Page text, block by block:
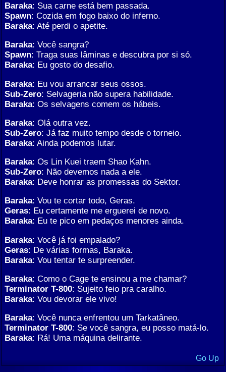
Baraka: Sua carne está bem passada.
Spawn: Cozida em fogo baixo do inferno.
Baraka: Até perdi o apetite.
Baraka: Você sangra?
Spawn: Traga suas lâminas e descubra por si só.
Baraka: Eu gosto do desafio.
Baraka: Eu vou arrancar seus ossos.
Sub-Zero: Selvageria não supera habilidade.
Baraka: Os selvagens comem os hábeis.
Baraka: Olá outra vez.
Sub-Zero: Já faz muito tempo desde o torneio.
Baraka: Ainda podemos lutar.
Baraka: Os Lin Kuei traem Shao Kahn.
Sub-Zero: Não devemos nada a ele.
Baraka: Deve honrar as promessas do Sektor.
Baraka: Vou te cortar todo, Geras.
Geras: Eu certamente me erguerei de novo.
Baraka: Eu te pico em pedaços menores ainda.
Baraka: Você já foi empalado?
Geras: De várias formas, Baraka.
Baraka: Vou tentar te surpreender.
Baraka: Como o Cage te ensinou a me chamar?
Terminator T-800: Sujeito feio pra caralho.
Baraka: Vou devorar ele vivo!
Baraka: Você nunca enfrentou um Tarkatâneo.
Terminator T-800: Se você sangra, eu posso matá-lo.
Baraka: Rá! Uma máquina delirante.
Go Up